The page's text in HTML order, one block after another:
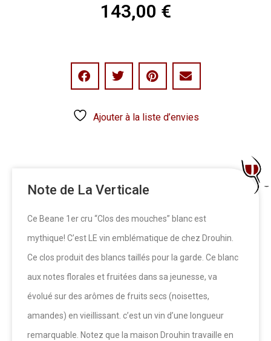
143,00 €
Ajouter à la liste d’envies
Note de La Verticale
Ce Beane 1er cru “Clos des mouches” blanc est
mythique! C’est LE vin emblématique de chez Drouhin.
Ce clos produit des blancs taillés pour la garde. Ce blanc
aux notes florales et fruitées dans sa jeunesse, va
évolué sur des arômes de fruits secs (noisettes,
amandes) en vieillissant. c’est un vin d’une longueur
remarquable. Notez que la maison Drouhin travaille en